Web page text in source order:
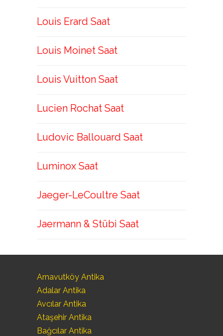
Louis Erard Saat
Louis Moinet Saat
Louis Vuitton Saat
Lucien Rochat Saat
Ludovic Ballouard Saat
Luminox Saat
Jaeger-LeCoultre Saat
Jaermann & Stübi Saat
Arnavutköy Antika
Adalar Antika
Avcılar Antika
Ataşehir Antika
Bağcılar Antika